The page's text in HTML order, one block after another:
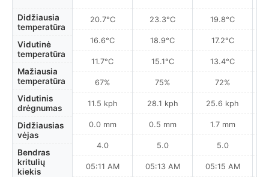
Didžiausia
temperatūra
Vidutinė
temperatūra
Mažiausia
temperatūra
Vidutinis
drėgnumas
Didžiausias
vėjas
Bendras
kritulių
kiekis
20.7°C
16.6°C
11.7°C
67%
11.5 kph
0.0 mm
4.0
05:11 AM
23.3°C
18.9°C
15.1°C
75%
28.1 kph
0.5 mm
5.0
05:13 AM
19.8°C
17.2°C
13.4°C
72%
25.6 kph
1.7 mm
5.0
05:15 AM